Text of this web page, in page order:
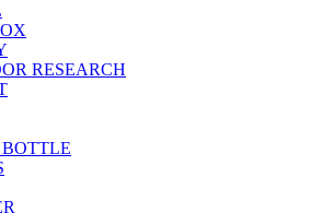
RESEARCH